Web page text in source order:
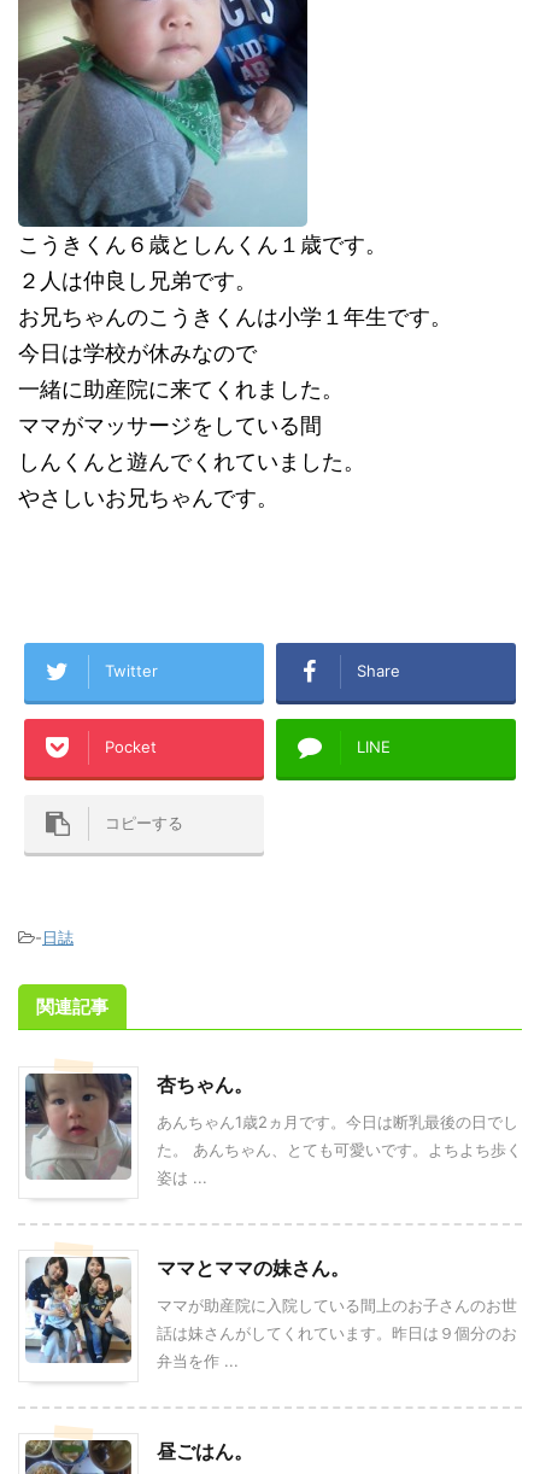
こうきくん６歳としんくん１歳です。
２人は仲良し兄弟です。
お兄ちゃんのこうきくんは小学１年生です。
今日は学校が休みなので
一緒に助産院に来てくれました。
ママがマッサージをしている間
しんくんと遊んでくれていました。
やさしいお兄ちゃんです。
Twitter Share
Pocket LINE
コピーする
-日誌
関連記事
杏ちゃん。
あんちゃん1歳2ヵ月です。今日は断乳最後の日でし
た。 あんちゃん、とても可愛いです。よちよち歩く
姿は ...
ママとママの妹さん。
ママが助産院に入院している間上のお子さんのお世
話は妹さんがしてくれています。昨日は９個分のお
弁当を作 ...
昼ごはん。